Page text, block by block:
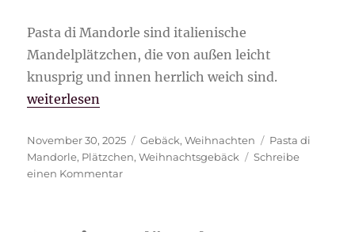
Pasta di Mandorle sind italienische
Mandelplätzchen, die von außen leicht
knusprig und innen herrlich weich sind.
„Pasta di Mandorle“
weiterlesen
Veröffentlicht
am
November 30, 2025 Kategorien
Gebäck,Weihnachten Schlagwörter
Pasta di
Mandorle, Plätzchen,Weihnachtsgebäck
Schreibe
einen Kommentarzu